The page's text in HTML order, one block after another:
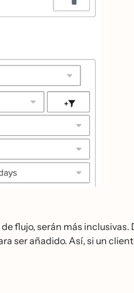
flujo, serán más inclusivas.
ser añadido. Así, si un